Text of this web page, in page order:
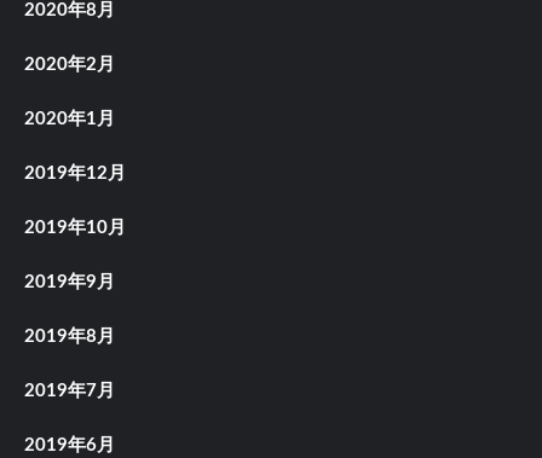
2020年8月
2020年2月
2020年1月
2019年12月
2019年10月
2019年9月
2019年8月
2019年7月
2019年6月